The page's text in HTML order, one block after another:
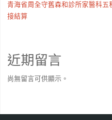
青海省周全守舊森和診所家醫科
接結算
近期留言
尚無留言可供顯示。